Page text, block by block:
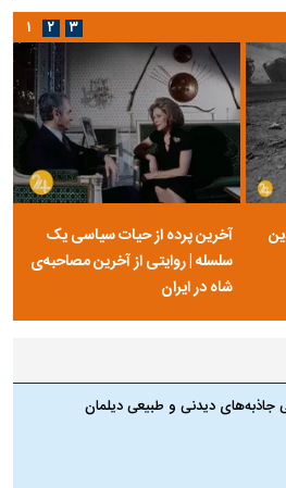
آخرین پرده از حیات سیاسی یک
سلسله | روایتی از آخرین مصاحبه‌ی
شاه در ایران
۱ ۲ ۳
جاذبه‌های دیدنی و طبیعی دیلمان